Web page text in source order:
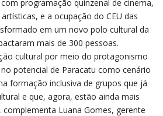
programação quinzenal de cinema,
e a ocupação do CEU das
em um novo polo cultural da
mais de 300 pessoas.
cultural por meio do protagonismo
potencial de Paracatu como cenário
formação inclusiva de grupos que já
e que, agora, estão ainda mais
complementa Luana Gomes, gerente